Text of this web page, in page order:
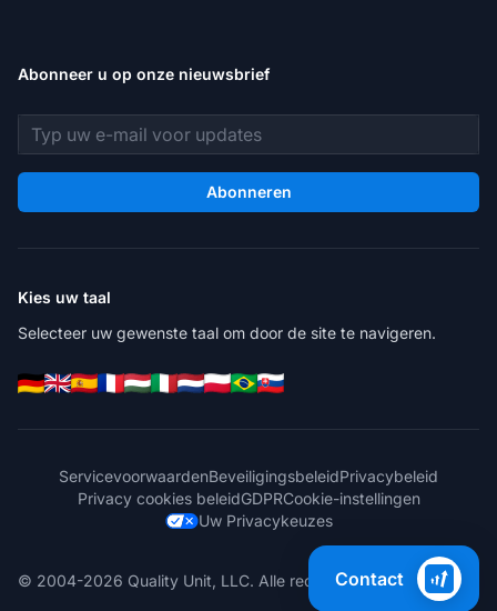
Abonneer u op onze nieuwsbrief
E-mailadres
Abonneren
Kies uw taal
Selecteer uw gewenste taal om door de site te navigeren.
ServicevoorwaardenBeveiligingsbeleidPrivacybeleid
Privacy cookies beleidGDPRCookie-instellingen
Uw Privacykeuzes
© 2004-2026 Quality Unit, LLC. Alle rechten voorbehouden.
Contact